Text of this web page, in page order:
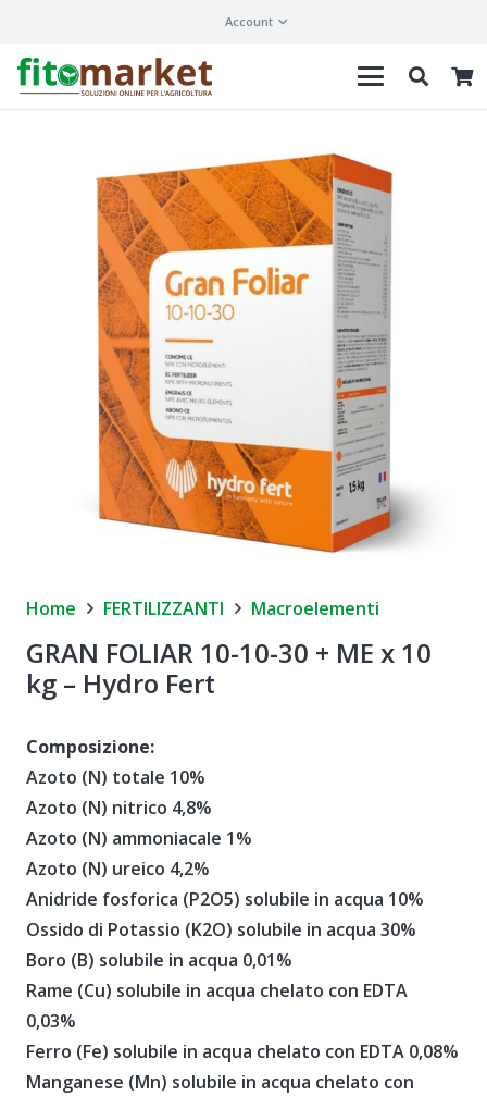
Account
Home FERTILIZZANTI Macroelementi
GRAN FOLIAR 10-10-30 + ME x 10
kg – Hydro Fert
Composizione:
Azoto (N) totale 10%
Azoto (N) nitrico 4,8%
Azoto (N) ammoniacale 1%
Azoto (N) ureico 4,2%
Anidride fosforica (P2O5) solubile in acqua 10%
Ossido di Potassio (K2O) solubile in acqua 30%
Boro (B) solubile in acqua 0,01%
Rame (Cu) solubile in acqua chelato con EDTA
0,03%
Ferro (Fe) solubile in acqua chelato con EDTA 0,08%
Manganese (Mn) solubile in acqua chelato con